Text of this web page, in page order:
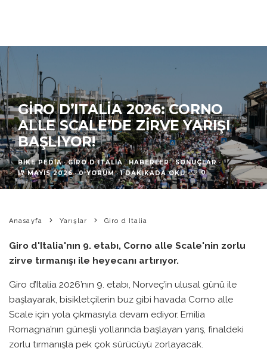
GIRO D’ITALIA 2026: CORNO
ALLE SCALE’DE ZIRVE YARIŞI
BAŞLIYOR!
BIKE PEDIA · GIRO D ITALIA HABERLER SONUÇLAR ·
17 MAYIS 2026 · 0 YORUM · 1 DAKIKADA OKU · 0
Anasayfa Yarışlar Giro d Italia
Giro d'Italia'nın 9. etabı, Corno alle Scale'nin zorlu
zirve tırmanışı ile heyecanı artırıyor.
Giro d’Italia 2026’nın 9. etabı, Norveç’in ulusal günü ile
başlayarak, bisikletçilerin buz gibi havada Corno alle
Scale için yola çıkmasıyla devam ediyor. Emilia
Romagna’nın güneşli yollarında başlayan yarış, finaldeki
zorlu tırmanışla pek çok sürücüyü zorlayacak.